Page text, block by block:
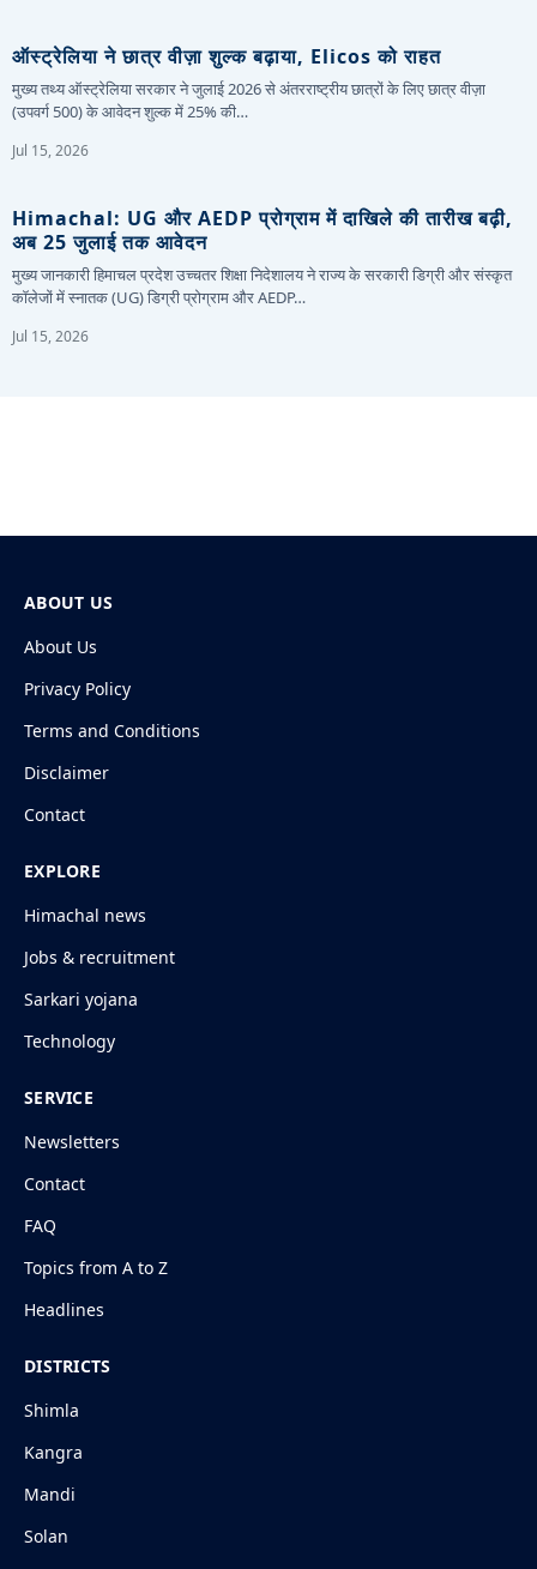
ऑस्ट्रेलिया ने छात्र वीज़ा शुल्क बढ़ाया, Elicos को राहत
मुख्य तथ्य ऑस्ट्रेलिया सरकार ने जुलाई 2026 से अंतरराष्ट्रीय छात्रों के लिए छात्र वीज़ा
(उपवर्ग 500) के आवेदन शुल्क में 25% की…
Jul 15, 2026
Himachal: UG और AEDP प्रोग्राम में दाखिले की तारीख बढ़ी,
अब 25 जुलाई तक आवेदन
मुख्य जानकारी हिमाचल प्रदेश उच्चतर शिक्षा निदेशालय ने राज्य के सरकारी डिग्री और संस्कृत
कॉलेजों में स्नातक (UG) डिग्री प्रोग्राम और AEDP…
Jul 15, 2026
ABOUT US
About Us
Privacy Policy
Terms and Conditions
Disclaimer
Contact
EXPLORE
Himachal news
Jobs & recruitment
Sarkari yojana
Technology
SERVICE
Newsletters
Contact
FAQ
Topics from A to Z
Headlines
DISTRICTS
Shimla
Kangra
Mandi
Solan